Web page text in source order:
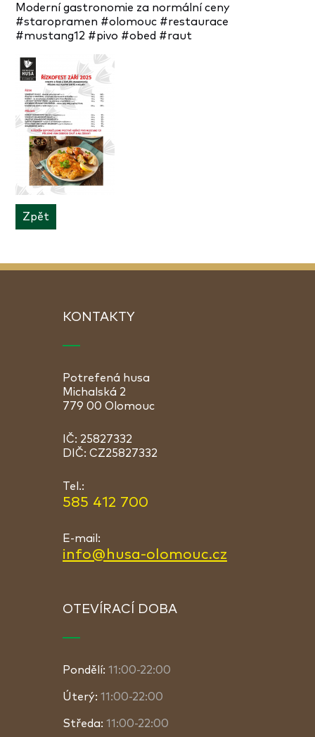
Moderní gastronomie za normální ceny
#staropramen #olomouc #restaurace
#mustang12 #pivo #obed #raut
Zpět
KONTAKTY
Potrefená husa
Michalská 2
779 00 Olomouc
IČ: 25827332
DIČ: CZ25827332
Tel.:
585 412 700
E-mail:
info@husa-olomouc.cz
OTEVÍRACÍ DOBA
Pondělí: 11:00-22:00
Úterý: 11:00-22:00
Středa: 11:00-22:00